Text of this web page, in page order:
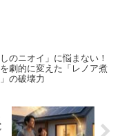
のニオイ」に悩まない！
劇的に変えた「レノア煮
の破壊力